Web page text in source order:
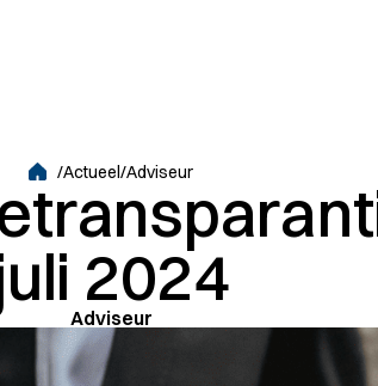
/Actueel/Adviseur
2024
Adviseur